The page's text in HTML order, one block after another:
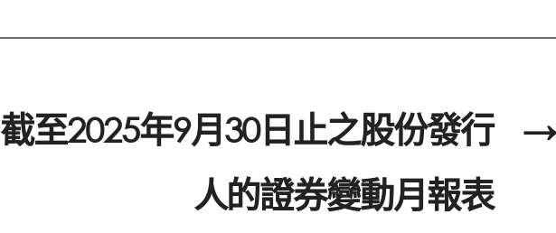
→
截至2025年9月30日止之股份發行
人的證券變動月報表